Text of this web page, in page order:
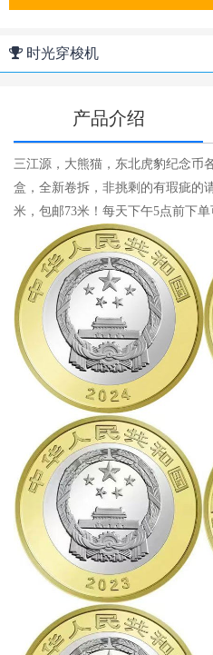
时光穿梭机
产品介绍
三江源，大熊猫，东北虎豹纪念币
盒，全新卷拆，非挑剩的有瑕疵的
米，包邮73米！每天下午5点前下单